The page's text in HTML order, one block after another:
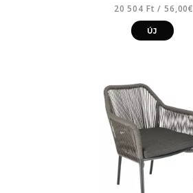
20 504 Ft/ 56,00€
ÚJ